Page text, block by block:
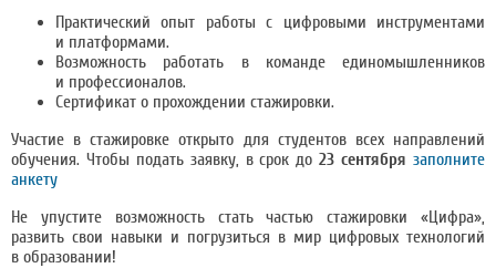
Практический опыт работы с цифровыми инструментами
и платформами.
Возможность работать в команде единомышленников
и профессионалов.
Сертификат о прохождении стажировки.
Участие в стажировке открыто для студентов всех направлений
обучения. Чтобы подать заявку, в срок до23 сентября заполните
анкету
Не упустите возможность стать частью стажировки «Цифра»,
развить свои навыки и погрузиться в мир цифровых технологий
в образовании!